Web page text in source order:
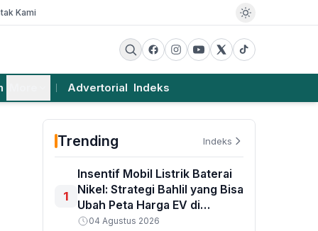
Kami
Advertorial Indeks
Trending Indeks
1
Insentif Mobil Listrik Baterai
Nikel: Strategi Bahlil yang Bisa
Ubah Peta Harga EV di
Indonesia
04 Agustus 2026